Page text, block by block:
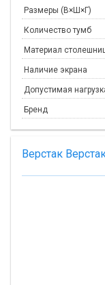
Размеры (В×Ш×Г)
Количество тумб
Материал
Наличие экрана
Допустимая
Бренд
Верстак